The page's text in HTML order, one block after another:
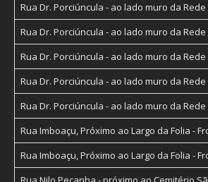
Rua Dr. Porciúncula - ao lado muro da
Rua Dr. Porciúncula - ao lado muro da
Rua Dr. Porciúncula - ao lado muro da
Rua Dr. Porciúncula - ao lado muro da
Rua Dr. Porciúncula - ao lado muro da
Rua Imboaçu, Próximo ao Largo da Folia -
Rua Imboaçu, Próximo ao Largo da Folia -